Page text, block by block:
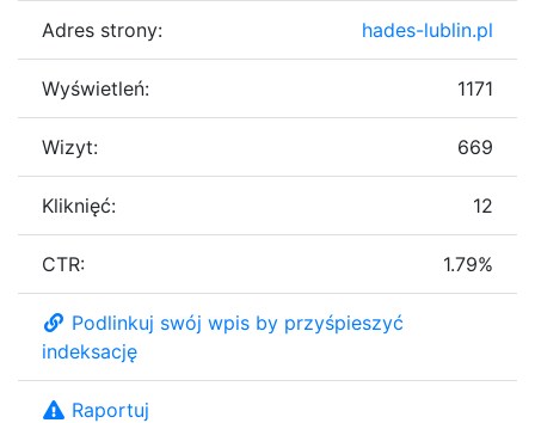
Adres strony: hades-lublin.pl
Wyświetleń: 1171
Wizyt: 669
Kliknięć: 12
CTR: 1.79%
Podlinkuj swój wpis by przyśpieszyć
indeksację
Raportuj